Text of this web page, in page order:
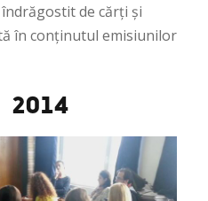
de cărți și
în conținutul emisiunilor